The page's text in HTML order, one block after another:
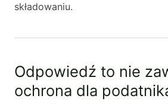
składowaniu.
Odpowiedź to nie
ochrona dla